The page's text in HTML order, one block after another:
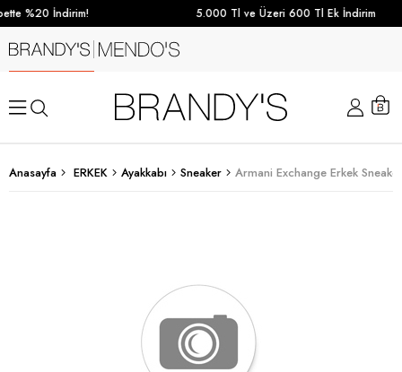
%20 İndirim! 5.000 Tl ve Üzeri 600 Tl Ek İndirim
Anasayfa ERKEK Ayakkabı Sneaker Armani Exchange Erkek